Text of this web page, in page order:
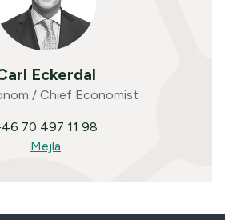
Eckerdal
/ Chief Economist
70 497 11 98
Mejla